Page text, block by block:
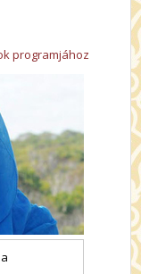
programjához